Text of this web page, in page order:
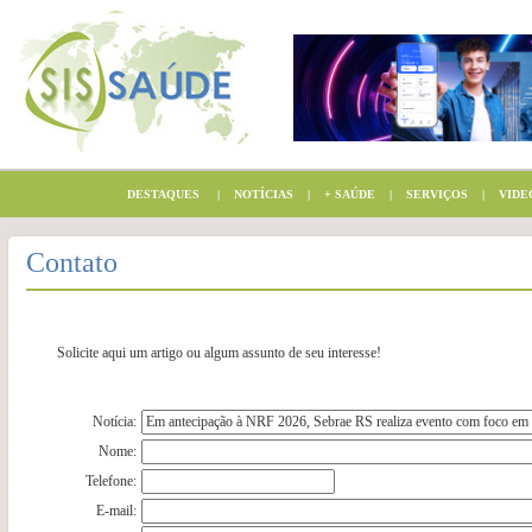
DESTAQUES | NOTÍCIAS | + SAÚDE | SERVIÇOS |
Contato
Solicite aqui um artigo ou algum assunto de seu interesse!
Notícia:
Nome:
Telefone:
E-mail: